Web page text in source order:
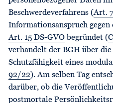
Beschwerdeverfahrens (Art.
Informationsanspruch gegen
Art. 15 DS-GVO begründet (
verhandelt der BGH über
Schutzfähigkeit eines
92/22). Am selben Tag
darüber, ob die
postmortale